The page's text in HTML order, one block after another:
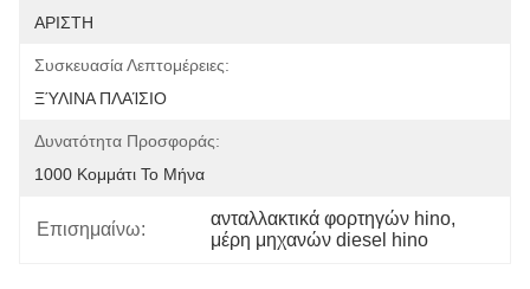
ΑΡΙΣΤΗ
Συσκευασία Λεπτομέρειες:
ΞΎΛΙΝΑ ΠΛΑΊΣΙΟ
Δυνατότητα Προσφοράς:
1000 Κομμάτι Το Μήνα
Επισημαίνω:
ανταλλακτικά φορτηγών hino,
μέρη μηχανών diesel hino